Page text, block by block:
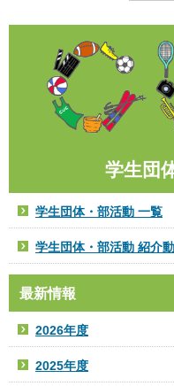
学生団
学生団体・部活動 一覧
学生団体・部活動 紹介
最新情報
2026年度
2025年度